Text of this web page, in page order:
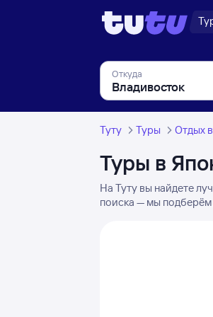
Откуда
Туту Туры Отдых
Туры в
На Туту вы найдете
поиска — мы подберём